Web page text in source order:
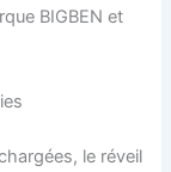
BIGBEN et
le réveil